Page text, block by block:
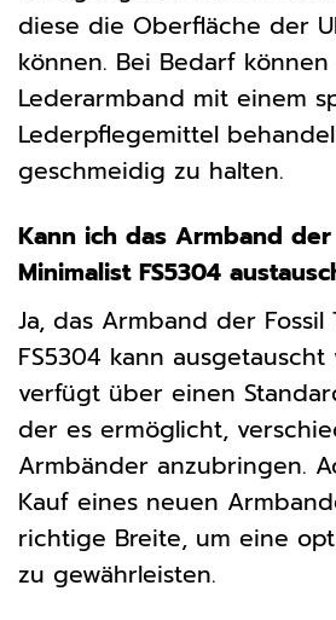
diese die Oberfläche der
können. Bei Bedarf können
Lederarmband mit einem
Lederpflegemittel
geschmeidig zu halten.
Kann ich das Armband der
Minimalist FS5304
Ja, das Armband der Fossil
FS5304 kann
verfügt über einen
der es ermöglicht,
Armbänder anzubringen.
Kauf eines neuen
richtige Breite, um eine
zu gewährleisten.